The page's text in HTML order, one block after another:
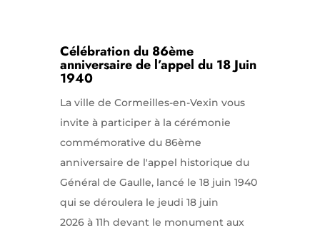
Célébration du 86ème
anniversaire de l’appel du 18 Juin
1940
La ville de Cormeilles-en-Vexin vous
invite à participer à la cérémonie
commémorative du 86ème
anniversaire de l'appel historique du
Général de Gaulle, lancé le 18 juin 1940
qui se déroulera le jeudi 18 juin
2026 à 11h devant le monument aux